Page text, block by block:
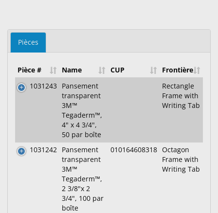
Pièces
Pièce # Name CUP
Frontière
1031243
Pansement
transparent
3M™
Tegaderm™,
4" x 4 3/4",
50 par boîte
Rectangle
Frame with
Writing Tab
1031242 Pansement
transparent
3M™
Tegaderm™,
2 3/8"x 2
3/4", 100 par
boîte
010164608318 Octagon
Frame with
Writing Tab